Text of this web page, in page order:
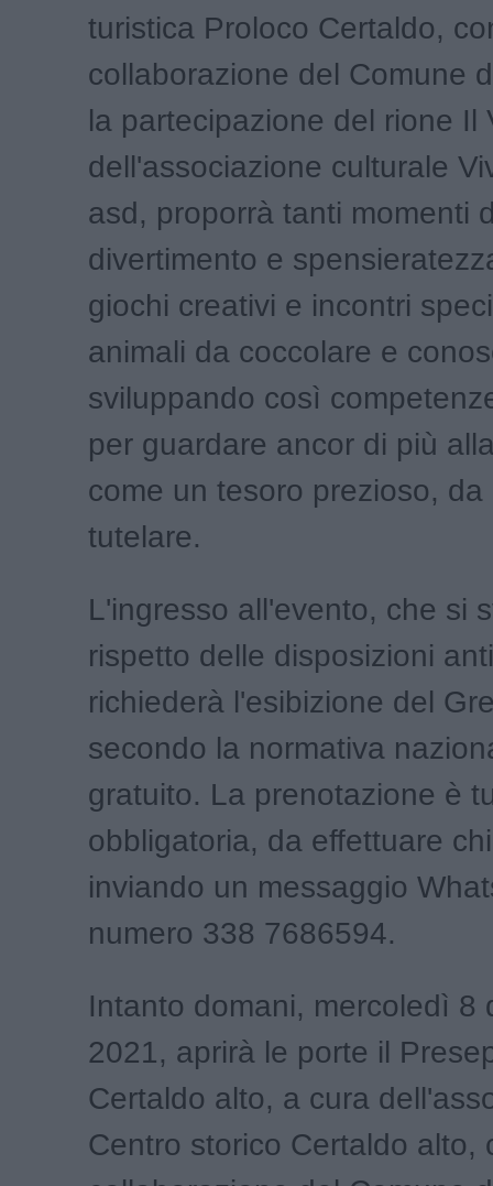
turistica Proloco Certaldo,
collaborazione del Comune
la partecipazione del rione Il
dell'associazione culturale
asd, proporrà tanti momenti
divertimento e
giochi creativi e incontri
animali da coccolare e
sviluppando così
per guardare ancor di più
come un tesoro prezioso,
tutelare.
L'ingresso all'evento, che si
rispetto delle disposizioni
richiederà l'esibizione del
secondo la normativa
gratuito. La prenotazione è
obbligatoria, da effettuare
inviando un messaggio
numero 338 7686594.
Intanto domani, mercoledì 8
2021, aprirà le porte il
Certaldo alto, a cura
Centro storico Certaldo alto,